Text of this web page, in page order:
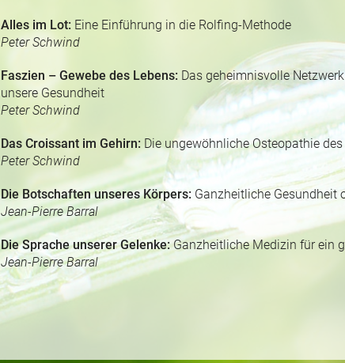
Alles im Lot: Eine Einführung in die Rolfing-Methode
Peter Schwind
Faszien – Gewebe des Lebens: Das geheimnisvolle
unsere Gesundheit
Peter Schwind
Das Croissant im Gehirn: Die ungewöhnliche Osteopathie
Peter Schwind
Die Botschaften unseres Körpers: Ganzheitliche Gesundheit
Jean-Pierre Barral
Die Sprache unserer Gelenke:Ganzheitliche Medizin für ein
Jean-Pierre Barral